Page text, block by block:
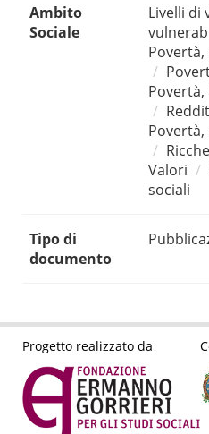
Ambito
Sociale
Livelli di
Valori
sociali
Tipo di
documento
Progetto realizzato da